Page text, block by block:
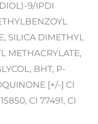
9/IPDI
SILICA DIMETHYL
METHACRYLATE,
BHT, P-
[+/-] CI
CI 77491, CI